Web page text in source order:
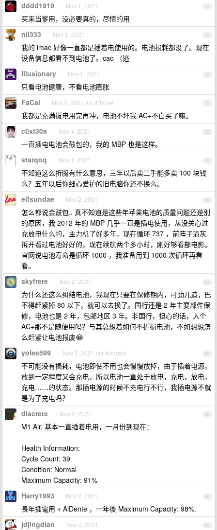
74
dddd1919 Nov 1, 2021
买来当爹用，没必要真的，尽情的用
75
nil333 Nov 1, 2021
我的 imac 好像一直都是插着电使用的。电池损耗都没了。现在
设备信息都看不到电池了。cao （逃
76
Illusionary Nov 1, 2021
只看电池健康，不看电池膨胀
77
FaCai Nov 1, 2021 via iPhone
我都是充满拔电用完再冲，电池不坏我 AC+不白买了嘛。
78
c0xt30a Nov 1, 2021
一直插电电池会鼓包的，我的 MBP 也是这样。
79
starqoq Nov 1, 2021
不知道这么折腾有什么意思，三年以后卖二手能多卖 100 块钱
么？五年以后你细心爱护的旧电脑你还不换么。
80
elfsundae Nov 2, 2021
怎么都说会鼓包.. 真不知道是这些年苹果电池的质量问题还是别
的原因，我 2012 年的 MBP 几乎一直是插电使用，从没关心过
充放电什么的，主力机了好多年，现在循环 737 ，前阵子清灰
拆开看过电池好好的，现在续航两个多小时，刚好够看部电影。
官网说电池寿命是循环 1000 ，我准备用到 1000 次循环再看
看。
81
skyfrere Nov 2, 2021
为什么还这么纠结电池，我现在只要在保修期内，可劲儿造，巴
不得赶紧掉 80 以下，就可以去换了。国行还是 2 年主要部件保
修，电池也是 2 年，包邮地区 3 年。非国行，担心的话，入个
AC+那不是随便用吗？与其总想着如何不折损电池，不如想想怎
么赶紧让电池报废😂
82
yolee599 Nov 2, 2021 via Android
不可能没有损耗，电池即使不用也会慢慢放掉，由于插着电源，
放到一定程度又会充电，所以电池一直处于放电，充电，放电，
充电……的状态。那插电源的时候不充电行不行，我插电源不就
是为了充电吗？
83
discrete Nov 2, 2021
M1 Air, 基本一直插着电用，一月份到现在：
Health Information:
Cycle Count: 39
Condition: Normal
Maximum Capacity: 91%
84
Harry1993 Nov 2, 2021
長年插電用 + AlDente ，一年後 Maximum Capacity: 98%.
85
jdjingdian Nov 2, 2021